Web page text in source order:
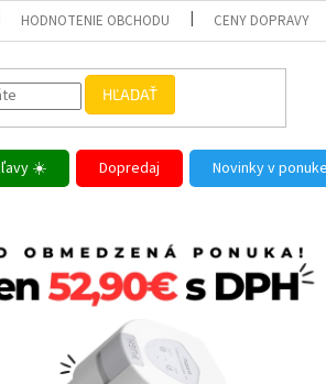
HODNOTENIE OBCHODU CENY DOPRAVY
HĽADAŤ
☀️ Dopredaj Novinky v ponuke